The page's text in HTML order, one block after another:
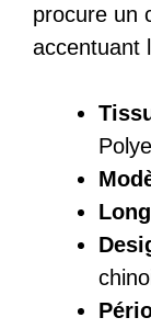
procure un
accentuant